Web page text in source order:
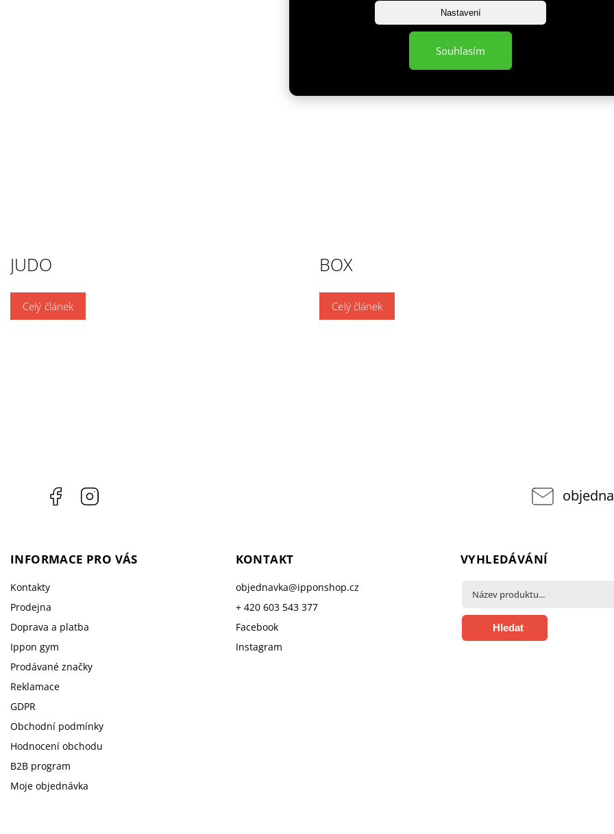
Nastavení
Souhlasím
JUDO
Celý článek
BOX
Celý článek
Facebook
INFORMACE PRO VÁS
Kontakty
Prodejna
Doprava a platba
Ippon gym
Prodávané značky
Reklamace
GDPR
Obchodní podmínky
Hodnocení obchodu
B2B program
Moje objednávka
KONTAKT
objednavka@ipponshop.cz
+ 420 603 543 377
Facebook
Instagram
VYHLEDÁVÁNÍ
Hledat